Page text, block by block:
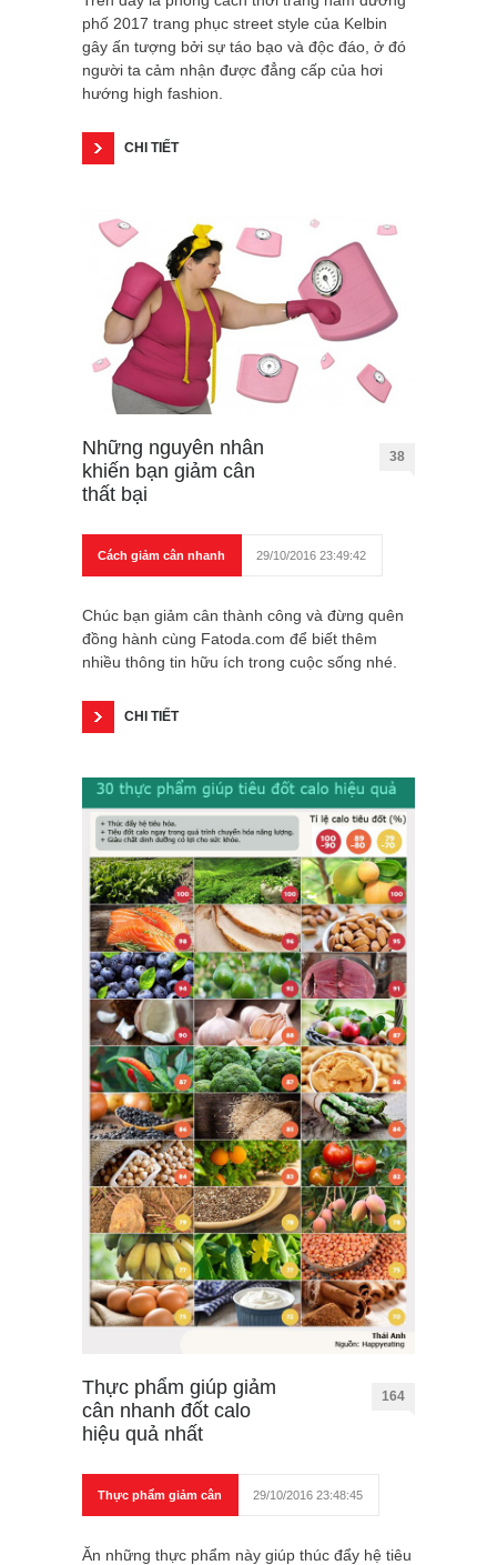
phố 2017 trang phục street style của Kelbin
gây ấn tượng bởi sự táo bạo và độc đáo, ở đó
người ta cảm nhận được đẳng cấp của hơi
hướng high fashion.
CHI TIẾT
Những nguyên nhân
khiến bạn giảm cân
thất bại
38
Cách giảm cân nhanh 29/10/2016 23:49:42
Chúc bạn giảm cân thành công và đừng quên
đồng hành cùng Fatoda.com để biết thêm
nhiều thông tin hữu ích trong cuộc sống nhé.
CHI TIẾT
Thực phẩm giúp giảm
cân nhanh đốt calo
hiệu quả nhất
164
Thực phẩm giảm cân 29/10/2016 23:48:45
Ăn những thực phẩm này giúp thúc đẩy hệ tiêu